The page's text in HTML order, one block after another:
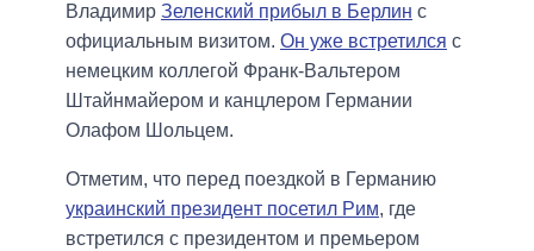
Владимир Зеленский прибыл в Берлин с
официальным визитом. Он уже встретился с
немецким коллегой Франк-Вальтером
Штайнмайером и канцлером Германии
Олафом Шольцем.
Отметим, что перед поездкой в Германию
украинский президент посетил Рим, где
встретился с президентом и премьером